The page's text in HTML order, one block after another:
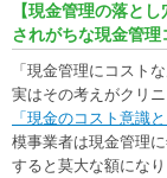
【現金管理の落と
されがちな現金管
「現金管理にコスト
実はその考えがクリ
「現金のコスト意識
模事業者は現金管理
すると莫大な額にな